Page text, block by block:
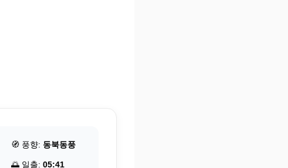
🧭 풍향: 동북동풍
🌅 일출: 05:41